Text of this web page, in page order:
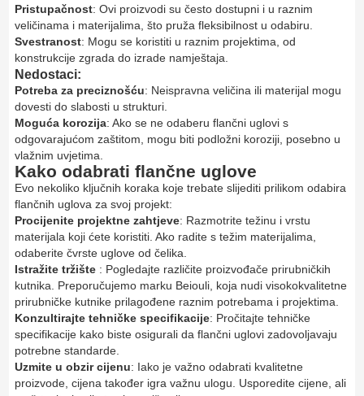
Pristupačnost: Ovi proizvodi su često dostupni i u raznim
veličinama i materijalima, što pruža fleksibilnost u odabiru.
Svestranost: Mogu se koristiti u raznim projektima, od
konstrukcije zgrada do izrade namještaja.
Nedostaci:
Potreba za preciznošću: Neispravna veličina ili materijal mogu
dovesti do slabosti u strukturi.
Moguća korozija: Ako se ne odaberu flančni uglovi s
odgovarajućom zaštitom, mogu biti podložni koroziji, posebno u
vlažnim uvjetima.
Kako odabrati flančne uglove
Evo nekoliko ključnih koraka koje trebate slijediti prilikom odabira
flančnih uglova za svoj projekt:
Procijenite projektne zahtjeve: Razmotrite težinu i vrstu
materijala koji ćete koristiti. Ako radite s težim materijalima,
odaberite čvrste uglove od čelika.
Istražite tržište : Pogledajte različite proizvođače prirubničkih
kutnika. Preporučujemo marku Beiouli, koja nudi visokokvalitetne
prirubničke kutnike prilagođene raznim potrebama i projektima.
Konzultirajte tehničke specifikacije: Pročitajte tehničke
specifikacije kako biste osigurali da flančni uglovi zadovoljavaju
potrebne standarde.
Uzmite u obzir cijenu: Iako je važno odabrati kvalitetne
proizvode, cijena također igra važnu ulogu. Usporedite cijene, ali